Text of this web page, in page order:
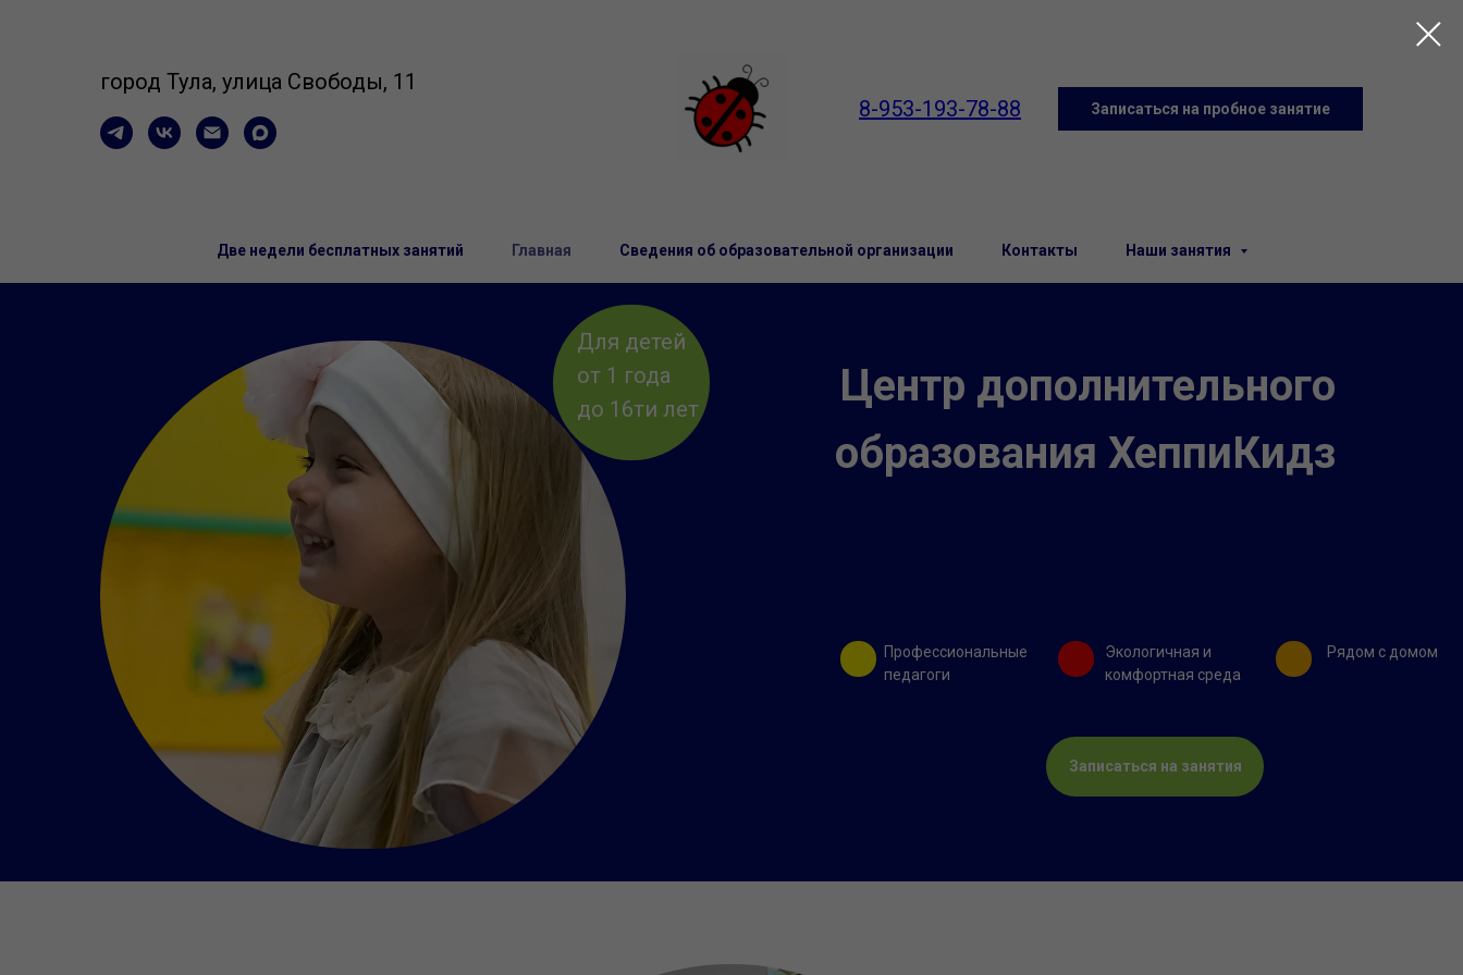
город Тула, улица Свободы, 11
8-953-193-78-88
Записаться на пробное занятие
Две недели бесплатных занятий Главная Сведения об образовательной организации Контакты Наши занятия
Записаться на занятия
Центр дополнительного
образования ХеппиКидз
Профессиональные
педагоги
Экологичная и
комфортная среда
Рядом с домом
Для детей
от 1 года
до 16ти лет
Если вы ищете для себя и своего ребенка